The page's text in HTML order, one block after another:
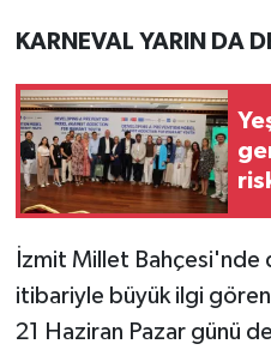
KARNEVAL YARIN DA
İzmit Millet Bahçesi'nde
itibariyle büyük ilgi
21 Haziran Pazar günü